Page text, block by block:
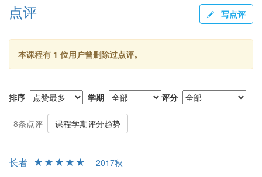
冯老师上课内容条理清晰，板书工整，不过进度较慢，授课内容相
对粗略，同学们反映需要课下自学辅助。老师讲解概念清晰易懂，
课程内容
要求不高，不需要太深的数学基础，但需要使用计算器完成计算任
务。对于应付考试，推荐使用陆传赉教授的习题集。
点评 写点评
本课程有 1 位用户曾删除过点评。
排序 学期 评分
8条点评 课程学期评分趋势
长者
2017秋